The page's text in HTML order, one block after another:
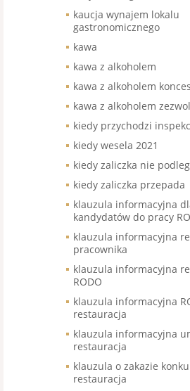
kaucja wynajem lokalu
gastronomicznego
kawa
kawa z alkoholem
kawa z alkoholem
kawa z alkoholem
kiedy przychodzi
kiedy wesela 2021
kiedy zaliczka nie
kiedy zaliczka przepada
klauzula informacyjna
kandydatów do pracy
klauzula informacyjna
pracownika
klauzula informacyjna
RODO
klauzula informacyjna
restauracja
klauzula informacyjna
restauracja
klauzula o zakazie
restauracja